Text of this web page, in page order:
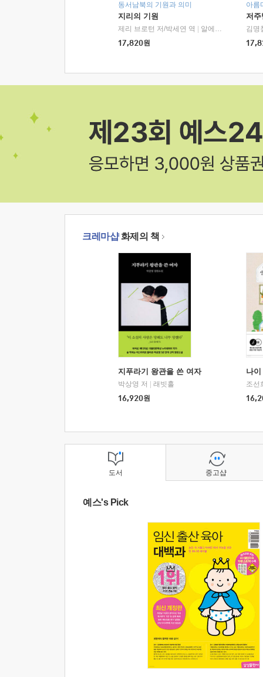
동서남북의 기원과 의미
지리의 기원
제리 브로턴 저/박세연 역
알에이치코리아(RHK)
17,820원
아름
저
김명
크레마샵화제의 책
지푸라기 왕관을 쓴 여자
박상영 저
래빗홀
16,920원
나
조선
도서
예스's Pick
중고샵